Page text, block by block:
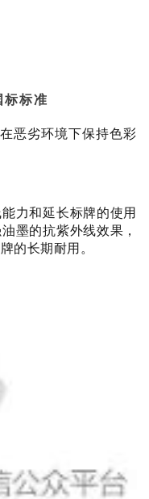
标标准
恶劣环境下保持色彩
力和延长标牌的使用
墨的抗紫外线效果，
的长期耐用。